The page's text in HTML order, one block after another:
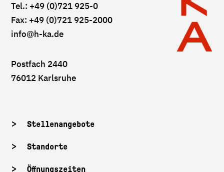
Tel.: +49 (0)721 925-0
Fax: +49 (0)721 925-2000
info@h-ka.de
Postfach 2440
76012 Karlsruhe
Stellenangebote
Standorte
Öffnungszeiten